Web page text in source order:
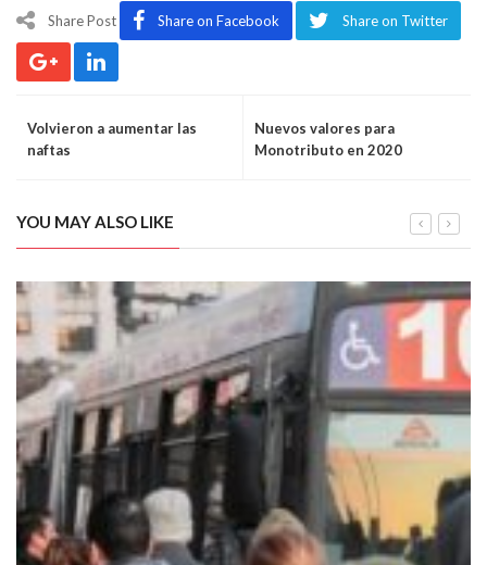
Share Post Share on Facebook Share on Twitter
Volvieron a aumentar las
naftas
Nuevos valores para
Monotributo en 2020
YOU MAY ALSO LIKE